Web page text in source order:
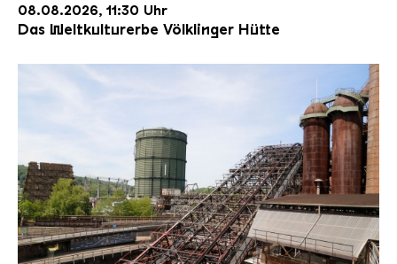
08.08.2026, 11:30 Uhr
Das Weltkulturerbe Völklinger Hütte